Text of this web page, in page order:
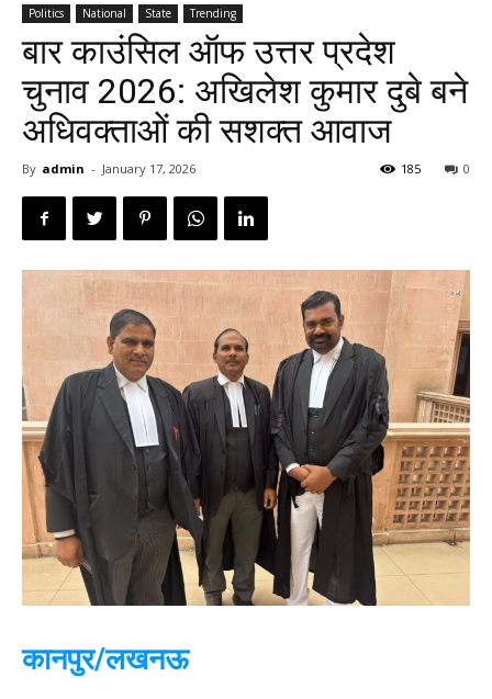
Politics National State Trending
बार काउंसिल ऑफ उत्तर प्रदेश
चुनाव 2026: अखिलेश कुमार दुबे बने
अधिवक्ताओं की सशक्त आवाज
By admin - January 17, 2026 0
185
कानपुर/लखनऊ